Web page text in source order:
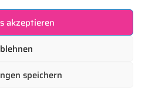
akzeptieren
speichern
Heizung & Sanitär – Alle